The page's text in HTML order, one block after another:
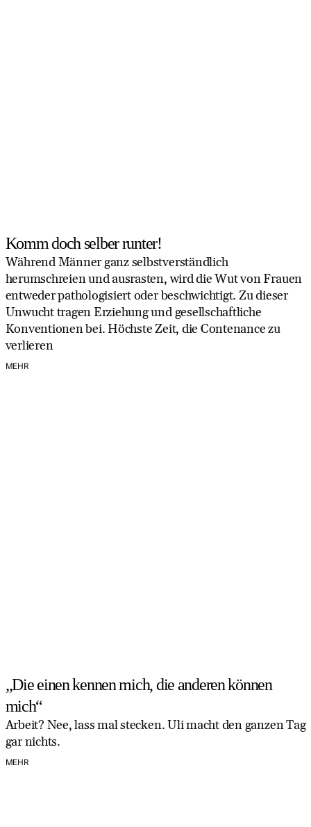
Komm doch selber runter!
Während Männer ganz selbstverständlich
herumschreien und ausrasten, wird die Wut von Frauen
entweder pathologisiert oder beschwichtigt. Zu dieser
Unwucht tragen Erziehung und gesellschaftliche
Konventionen bei. Höchste Zeit, die Contenance zu
verlieren
MEHR
„Die einen kennen mich, die anderen können
mich“
Arbeit? Nee, lass mal stecken. Uli macht den ganzen Tag
gar nichts.
MEHR